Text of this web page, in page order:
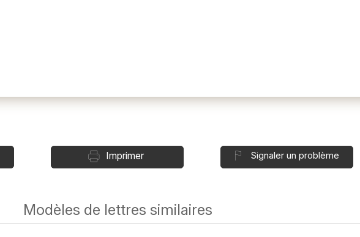
Imprimer Signaler un problème
Modèles de lettres similaires